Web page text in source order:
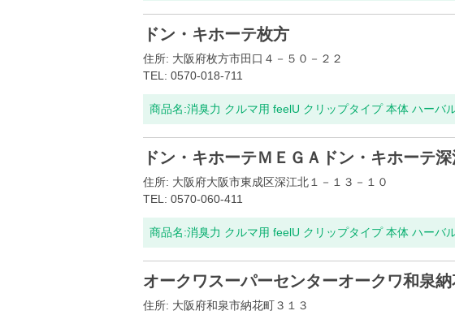
ドン・キホーテ枚方
住所: 大阪府枚方市田口４－５０－２２
TEL: 0570-018-711
商品名:消臭力 クルマ用 feelU クリップタイプ 本体 ハーバ
ドン・キホーテＭＥＧＡドン・キホーテ
住所: 大阪府大阪市東成区深江北１－１３－１０
TEL: 0570-060-411
商品名:消臭力 クルマ用 feelU クリップタイプ 本体 ハーバ
オークワスーパーセンターオークワ和泉納
住所: 大阪府和泉市納花町３１３